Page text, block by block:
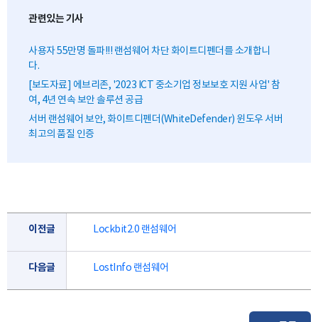
관련있는 기사
사용자 55만명 돌파!!! 랜섬웨어 차단 화이트디펜더를 소개합니
다.
[보도자료] 에브리존, '2023 ICT 중소기업 정보보호 지원 사업' 참
여, 4년 연속 보안 솔루션 공급
서버 랜섬웨어 보안, 화이트디펜더(WhiteDefender) 윈도우 서버
최고의 품질 인증
이전글 Lockbit2.0 랜섬웨어
다음글 LostInfo 랜섬웨어